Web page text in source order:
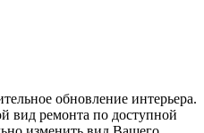
обновление интерьера.
вид ремонта по доступной